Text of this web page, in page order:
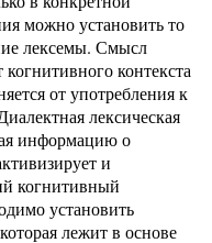
можно установить то
лексемы. Смысл
когнитивного контекста
от употребления к
лексическая
информацию о
и
когнитивный
установить
лежит в основе